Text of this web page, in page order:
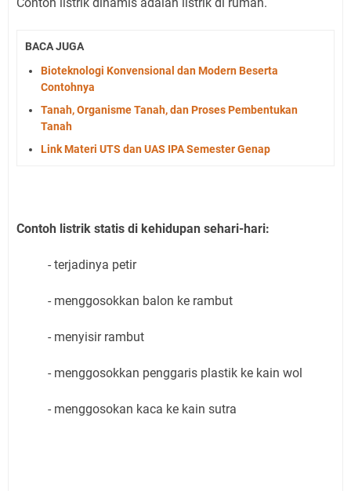
BACA JUGA
Bioteknologi Konvensional dan Modern Beserta
Contohnya
Tanah, Organisme Tanah, dan Proses Pembentukan
Tanah
Link Materi UTS dan UAS IPA Semester Genap
Contoh listrik statis di kehidupan sehari-hari:
- terjadinya petir
- menggosokkan balon ke rambut
- menyisir rambut
- menggosokkan penggaris plastik ke kain wol
- menggosokan kaca ke kain sutra